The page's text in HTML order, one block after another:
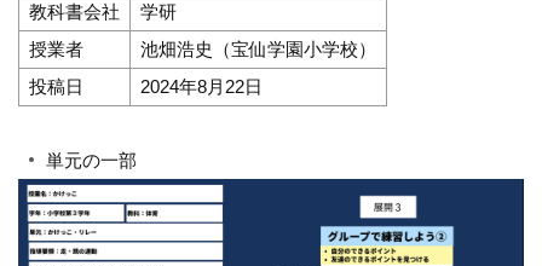
教科書会社
学研
授業者
池畑浩史（宝仙学園小学校）
投稿日
2024年8月22日
単元の一部